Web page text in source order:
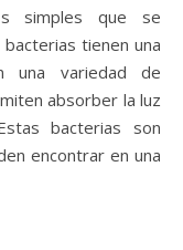
simples que se
tienen una
una variedad de
absorber la luz
bacterias son
encontrar en una